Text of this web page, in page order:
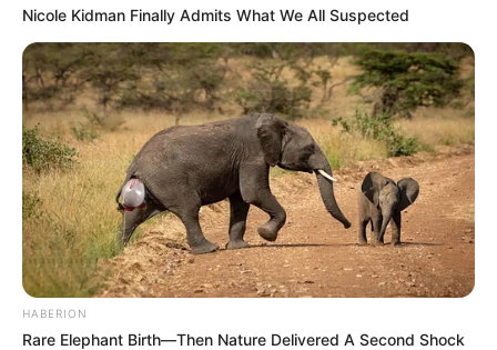
Fail! 10 Potret Makanan Gagal
Dimasak yang Bikin Kamu
Nggak Selera
Nicole Kidman Finally Admits What We All Suspected
HABERION
Rare Elephant Birth—Then Nature Delivered A Second Shock